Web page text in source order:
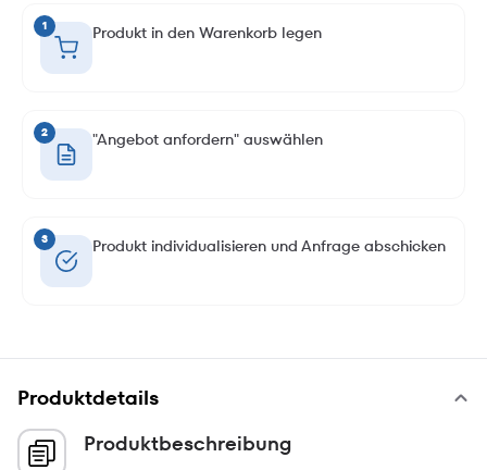
1 Produkt in den Warenkorb legen
2 "Angebot anfordern" auswählen
3 Produkt individualisieren und Anfrage abschicken
Produktdetails
Produktbeschreibung